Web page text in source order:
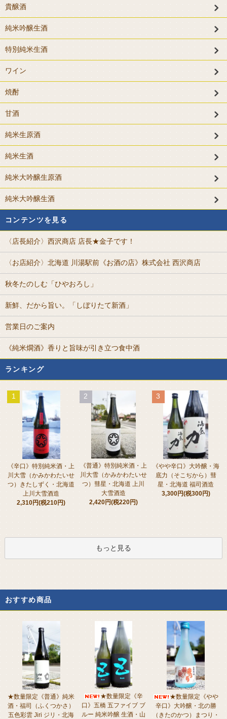
貴醸酒
純米吟醸生酒
特別純米生酒
ワイン
焼酎
甘酒
純米生原酒
純米生酒
純米大吟醸生原酒
純米大吟醸生酒
コンテンツを見る
〈店長紹介〉西沢商店 店長★金子です！
〈お店紹介〉北海道 川湯駅前《お酒の店》株式会社 西沢商店
秋冬たのしむ「ひやおろし」
新鮮、だから旨い。「しぼりたて新酒」
営業日のご案内
《純米燗酒》香りと旨味が引き立つ食中酒
ランキング
1
《辛口》特別純米酒・上
川大雪（かみかわたいせ
つ）きたしずく・北海道
上川大雪酒造
2,310円(税210円)
2
《普通》特別純米酒・上
川大雪（かみかわたいせ
つ）彗星・北海道 上川
大雪酒造
2,420円(税220円)
3
《やや辛口》大吟醸・海
底力（そこぢから）彗
星・北海道 福司酒造
3,300円(税300円)
もっと見る
おすすめ商品
★数量限定《普通》純米
酒・福司（ふくつかさ）
五色彩雲 Jiri ジリ・北海
★数量限定《辛
口》五橋 五ファイブ ブ
ルー 純米吟醸 生酒・山
★数量限定《やや
辛口》大吟醸・北の勝
（きたのかつ）まつり・